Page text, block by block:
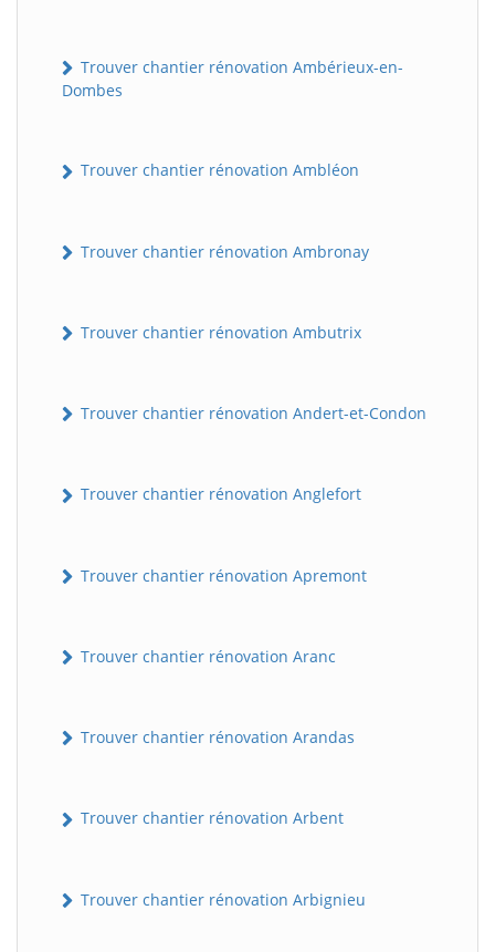
Trouver chantier rénovation Ambérieux-en-
Dombes
Trouver chantier rénovation Ambléon
Trouver chantier rénovation Ambronay
Trouver chantier rénovation Ambutrix
Trouver chantier rénovation Andert-et-Condon
Trouver chantier rénovation Anglefort
Trouver chantier rénovation Apremont
Trouver chantier rénovation Aranc
Trouver chantier rénovation Arandas
Trouver chantier rénovation Arbent
Trouver chantier rénovation Arbignieu